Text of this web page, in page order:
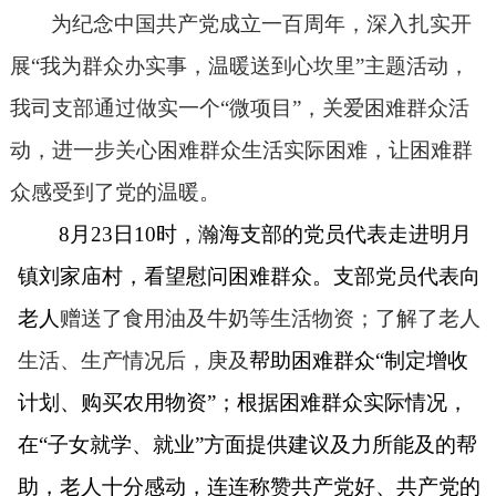
为纪念中国共产党成立一百周年，深入扎实开
展“我为群众办实事，温暖送到心坎里”主题活动，
我司支部通过做实一个“微项目”，关爱困难群众活
动，进一步关心困难群众生活实际困难，让困难群
众感受到了党的温暖。
8 月 23 日 10时，瀚海支部的党员代表走进明月
镇刘家庙村，看望慰问困难群众。支部党员代表向
老人 赠送了食用油及牛奶等生活物资；了解了老人
生活、生产情况后，庚及帮助困难群众“制定增收
计划、购买农用物资”；根据困难群众实际情况，
在“子女就学、就业”方面提供建议及力所能及的帮
助，老人十分感动，连连称赞共产党好、共产党的